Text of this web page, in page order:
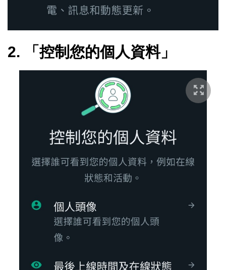
2. 「控制您的個人資料」